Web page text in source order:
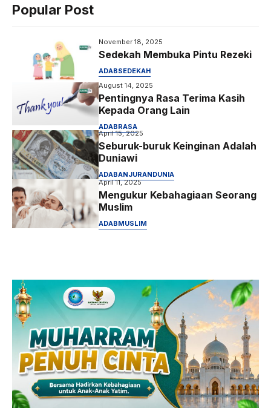
o
r
p
Popular Post
November 18, 2025
Sedekah Membuka Pintu Rezeki
ADABSEDEKAH
August 14, 2025
Pentingnya Rasa Terima Kasih
Kepada Orang Lain
ADABRASA
April 15, 2025
Seburuk-buruk Keinginan Adalah
Duniawi
ADABANJURANDUNIA
April 11, 2025
Mengukur Kebahagiaan Seorang
Muslim
ADABMUSLIM